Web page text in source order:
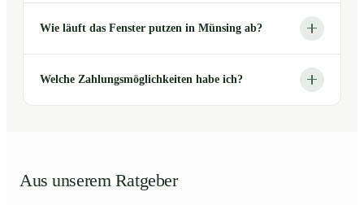
Wie läuft das Fenster putzen in Münsing ab?
Welche Zahlungsmöglichkeiten habe ich?
Aus unserem Ratgeber